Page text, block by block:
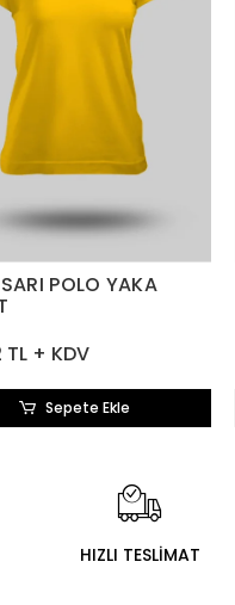
POLO YAKA
+ KDV
Sepete Ekle
HIZLI TESLİMAT